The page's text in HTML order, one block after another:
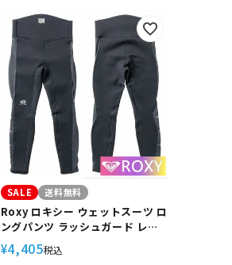
SALE 送料無料
Roxy ロキシー ウェットスーツ ロ
ングパンツ ラッシュガード レギ
ンス キッズ 女の子
¥4,405税込